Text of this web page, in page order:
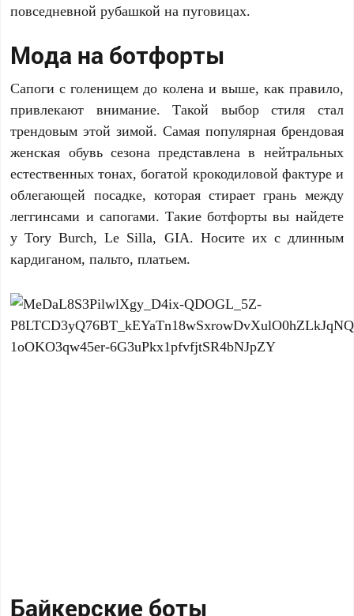
повседневной рубашкой на пуговицах.
Мода на ботфорты
Сапоги с голенищем до колена и выше, как правило,
привлекают внимание. Такой выбор стиля стал
трендовым этой зимой. Самая популярная брендовая
женская обувь сезона представлена в нейтральных
естественных тонах, богатой крокодиловой фактуре и
облегающей посадке, которая стирает грань между
леггинсами и сапогами. Такие ботфорты вы найдете
у Tory Burch, Le Silla, GIA. Носите их с длинным
кардиганом, пальто, платьем.
Байкерские боты